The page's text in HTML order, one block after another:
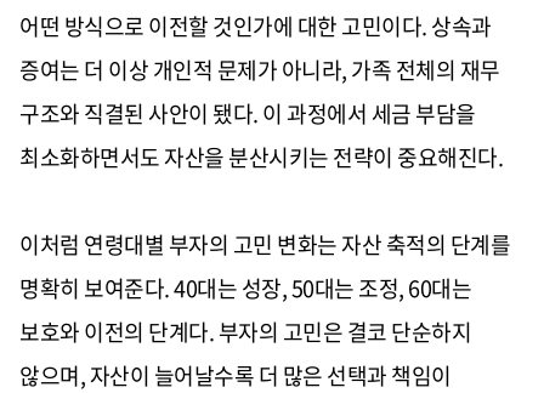
어떤 방식으로 이전할 것인가에 대한 고민이다. 상속과
증여는 더 이상 개인적 문제가 아니라, 가족 전체의 재무
구조와 직결된 사안이 됐다. 이 과정에서 세금 부담을
최소화하면서도 자산을 분산시키는 전략이 중요해진다.
이처럼 연령대별 부자의 고민 변화는 자산 축적의 단계를
명확히 보여준다. 40대는 성장, 50대는 조정, 60대는
보호와 이전의 단계다. 부자의 고민은 결코 단순하지
않으며, 자산이 늘어날수록 더 많은 선택과 책임이